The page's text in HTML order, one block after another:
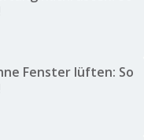
Fenster lüften: So